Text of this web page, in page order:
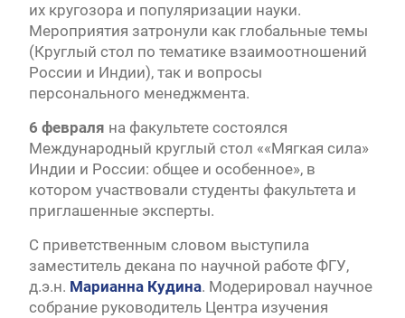
их кругозора и популяризации науки.
Мероприятия затронули как глобальные темы
(Круглый стол по тематике взаимоотношений
России и Индии), так и вопросы
персонального менеджмента.
6 февраля на факультете состоялся
Международный круглый стол ««Мягкая сила»
Индии и России: общее и особенное», в
котором участвовали студенты факультета и
приглашенные эксперты.
С приветственным словом выступила
заместитель декана по научной работе ФГУ,
д.э.н. Марианна Кудина. Модерировал научное
собрание руководитель Центра изучения